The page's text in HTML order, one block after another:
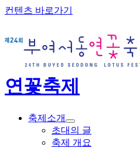
컨텐츠 바로가기
연꽃축제
축제소개
초대의 글
축제 개요